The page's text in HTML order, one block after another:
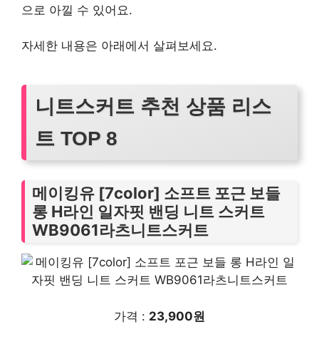
으로 아낄 수 있어요.
자세한 내용은 아래에서 살펴보세요.
니트스커트 추천 상품 리스
트 TOP 8
메이킹유 [7color] 소프트 포근 보들
롱 H라인 일자핏 밴딩 니트 스커트
WB9061라츠니트스커트
가격 : 23,900원